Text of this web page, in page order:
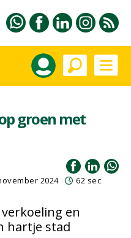
groen met
2024 62 sec
en
hartje stad